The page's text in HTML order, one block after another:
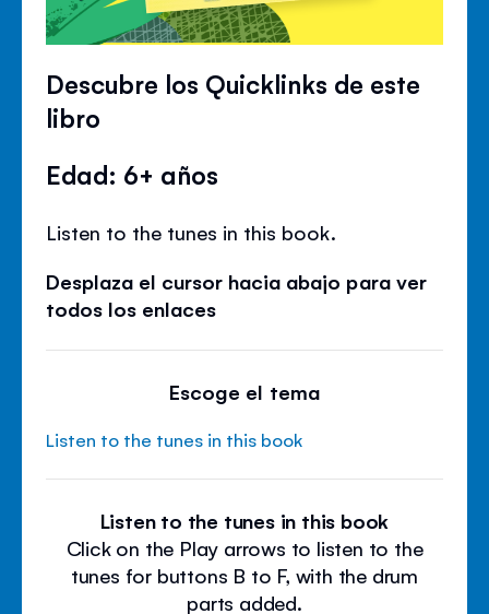
Descubre los Quicklinks de este
libro
Edad: 6+ años
Listen to the tunes in this book.
Desplaza el cursor hacia abajo para ver
todos los enlaces
Escoge el tema
Listen to the tunes in this book
Listen to the tunes in this book
Click on the Play arrows to listen to the
tunes for buttons B to F, with the drum
parts added.